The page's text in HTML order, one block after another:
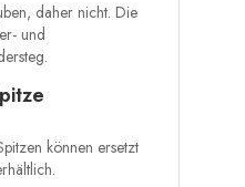
daher nicht. Die
und
können ersetzt